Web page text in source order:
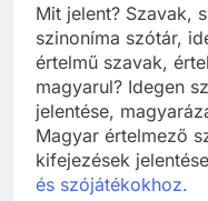
Mit jelent? Szavak,
szinoníma szótár,
értelmű szavak,
magyarul? Idegen
jelentése,
Magyar értelmező
kifejezések
és szójátékokhoz.